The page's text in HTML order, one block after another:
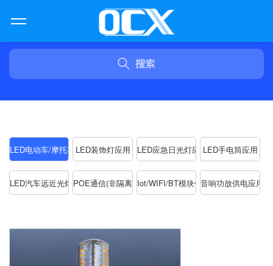
LED电动车/摩托车大灯应用
LED装饰灯应用 LED应急日光灯应用LED手电筒应用
LED汽车远近光灯应用POE通信(非隔离)电源应用Iot/WIFI/BT模块供电应用音响功放供电应用